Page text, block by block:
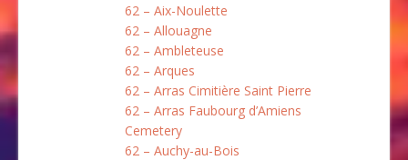
62 – Aix-Noulette
62 – Allouagne
62 – Ambleteuse
62 – Arques
62 – Arras Cimitière Saint Pierre
62 – Arras Faubourg d’Amiens
Cemetery
62 – Auchy-au-Bois